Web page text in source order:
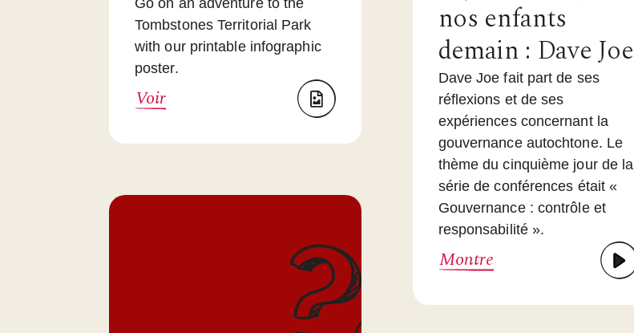
nos enfants
demain : Dave Joe
Dave Joe fait part de ses
réflexions et de ses
expériences concernant la
gouvernance autochtone. Le
thème du cinquième jour de la
série de conférences était «
Gouvernance : contrôle et
responsabilité ».
Montre
Go on an adventure to the
Tombstones Territorial Park
with our printable infographic
poster.
Voir